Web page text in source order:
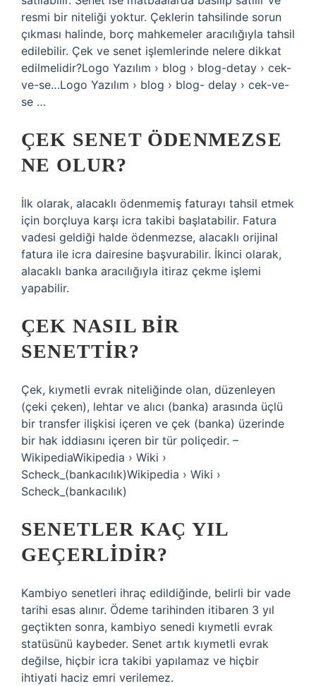
resmi bir niteliği yoktur. Çeklerin tahsilinde sorun
çıkması halinde, borç mahkemeler aracılığıyla tahsil
edilebilir. Çek ve senet işlemlerinde nelere dikkat
edilmelidir?Logo Yazılım › blog › blog-detay › cek-
ve-se…Logo Yazılım › blog › blog- delay › cek-ve-
se …
ÇEK SENET ÖDENMEZSE
NE OLUR?
İlk olarak, alacaklı ödenmemiş faturayı tahsil etmek
için borçluya karşı icra takibi başlatabilir. Fatura
vadesi geldiği halde ödenmezse, alacaklı orijinal
fatura ile icra dairesine başvurabilir. İkinci olarak,
alacaklı banka aracılığıyla itiraz çekme işlemi
yapabilir.
ÇEK NASIL BIR
SENETTIR?
Çek, kıymetli evrak niteliğinde olan, düzenleyen
(çeki çeken), lehtar ve alıcı (banka) arasında üçlü
bir transfer ilişkisi içeren ve çek (banka) üzerinde
bir hak iddiasını içeren bir tür poliçedir. –
WikipediaWikipedia › Wiki ›
Scheck_(bankacılık)Wikipedia › Wiki ›
Scheck_(bankacılık)
SENETLER KAÇ YIL
GEÇERLIDIR?
Kambiyo senetleri ihraç edildiğinde, belirli bir vade
tarihi esas alınır. Ödeme tarihinden itibaren 3 yıl
geçtikten sonra, kambiyo senedi kıymetli evrak
statüsünü kaybeder. Senet artık kıymetli evrak
değilse, hiçbir icra takibi yapılamaz ve hiçbir
ihtiyati haciz emri verilemez.